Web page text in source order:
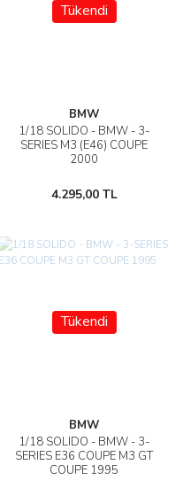
Tükendi
BMW
1/18 SOLIDO - BMW - 3-
SERIES M3 (E46) COUPE
2000
4.295,00 TL
Tükendi
BMW
1/18 SOLIDO - BMW - 3-
SERIES E36 COUPE M3 GT
COUPE 1995